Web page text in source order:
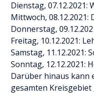
Dienstag, 07.12.2021:
Mittwoch, 08.12.2021:
Donnerstag,
Freitag, 10.12.2021:
Samstag, 11.12.2021:
Sonntag, 12.12.2021:
Darüber hinaus kann
gesamten Kreisgebiet